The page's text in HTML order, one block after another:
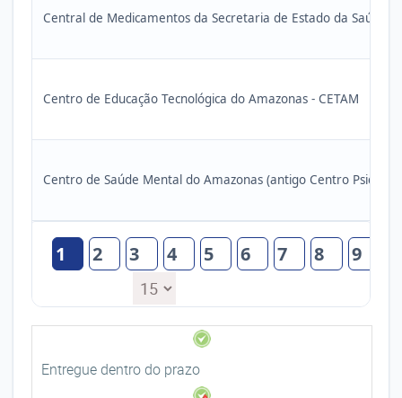
Central de Medicamentos da Secretaria de Estado da Saúde
Centro de Educação Tecnológica do Amazonas - CETAM
Centro de Saúde Mental do Amazonas (antigo Centro
1 2 3 4 5 6 7 8 9
Entregue dentro do prazo